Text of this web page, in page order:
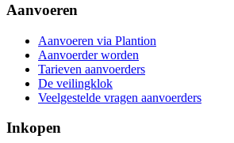
Aanvoeren
Aanvoeren via Plantion
Aanvoerder worden
Tarieven aanvoerders
De veilingklok
Veelgestelde vragen aanvoerders
Inkopen